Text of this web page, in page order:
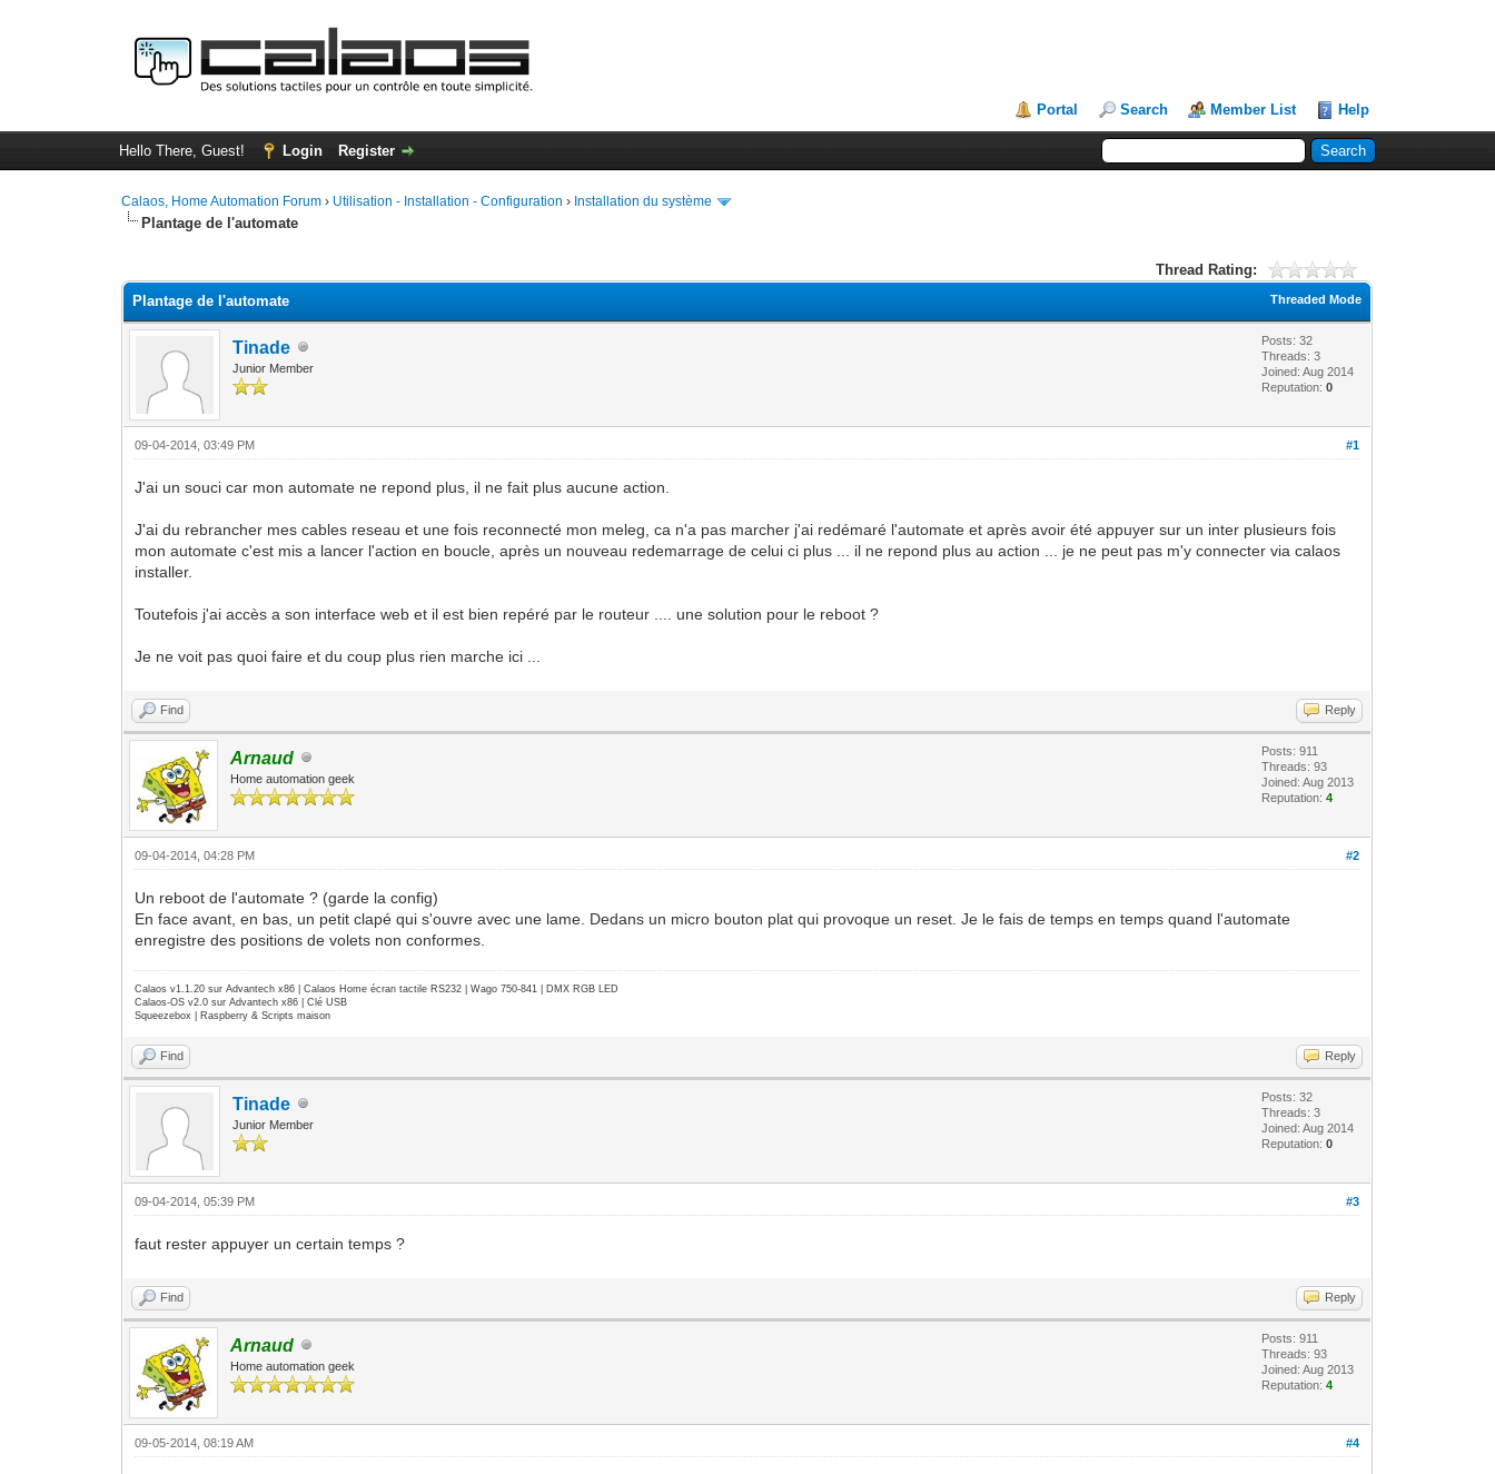
Portal Search Member List Help
Hello There, Guest! Login Register
Calaos, Home Automation Forum › Utilisation - Installation - Configuration › Installation du système
Plantage de l'automate
Thread Rating:
Threaded Mode
Plantage de l'automate
Tinade
Junior Member
Posts: 32
Threads: 3
Joined: Aug 2014
Reputation:0
#1
09-04-2014, 03:49 PM
J'ai un souci car mon automate ne repond plus, il ne fait plus aucune action.
J'ai du rebrancher mes cables reseau et une fois reconnecté mon meleg, ca n'a pas marcher j'ai redémaré l'automate et après avoir été appuyer sur un inter plusieurs fois
mon automate c'est mis a lancer l'action en boucle, après un nouveau redemarrage de celui ci plus ... il ne repond plus au action ... je ne peut pas m'y connecter via calaos
installer.
Toutefois j'ai accès a son interface web et il est bien repéré par le routeur .... une solution pour le reboot ?
Je ne voit pas quoi faire et du coup plus rien marche ici ...
Find Reply
Arnaud
Home automation geek
Posts: 911
Threads: 93
Joined: Aug 2013
Reputation:4
#2
09-04-2014, 04:28 PM
Un reboot de l'automate ? (garde la config)
En face avant, en bas, un petit clapé qui s'ouvre avec une lame. Dedans un micro bouton plat qui provoque un reset. Je le fais de temps en temps quand l'automate
enregistre des positions de volets non conformes.
Calaos v1.1.20 sur Advantech x86 | Calaos Home écran tactile RS232 | Wago 750-841 | DMX RGB LED
Calaos-OS v2.0 sur Advantech x86 | Clé USB
Squeezebox | Raspberry & Scripts maison
Find Reply
Tinade
Junior Member
Posts: 32
Threads: 3
Joined: Aug 2014
Reputation:0
#3
09-04-2014, 05:39 PM
faut rester appuyer un certain temps ?
Find Reply
Arnaud
Home automation geek
Posts: 911
Threads: 93
Joined: Aug 2013
Reputation:4
#4
09-05-2014, 08:19 AM